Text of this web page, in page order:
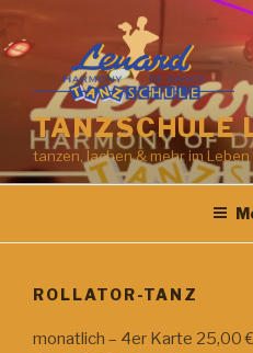
Zum
Inhalt
springen
TANZSCHULE
tanzen, lachen & mehr im
ROLLATOR-TANZ
monatlich – 4er Karte 25,00